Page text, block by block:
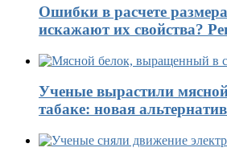
Ошибки в расчете
искажают их свойства?
Ученые вырастили
табаке: новая